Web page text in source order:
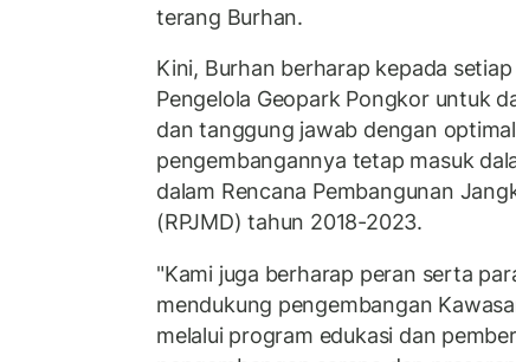
terang Burhan.
Kini, Burhan berharap kepada
Pengelola Geopark Pongkor untuk
dan tanggung jawab dengan
pengembangannya tetap masuk
dalam Rencana Pembangunan
(RPJMD) tahun 2018-2023.
"Kami juga berharap peran serta
mendukung pengembangan
melalui program edukasi dan